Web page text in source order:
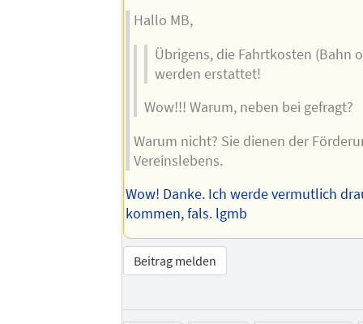
Hallo MB,
Übrigens, die Fahrtkosten (Bahn
werden erstattet!
Wow!!! Warum, neben bei gefragt?
Warum nicht? Sie dienen der
Vereinslebens.
Wow! Danke. Ich werde vermutlich
kommen, fals. lgmb
Beitrag melden